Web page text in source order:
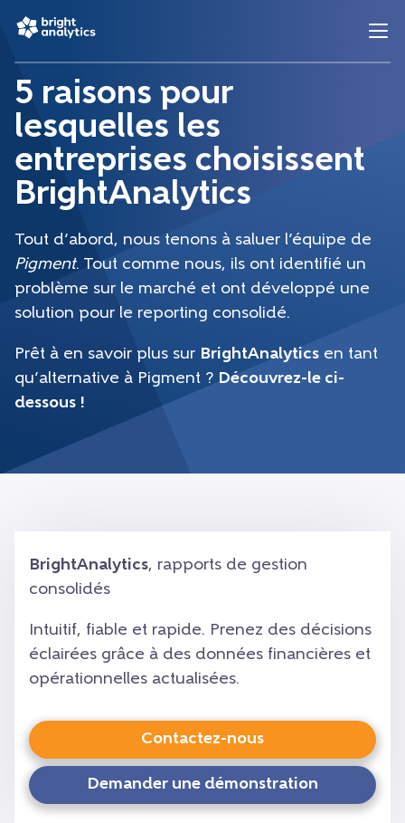
5 raisons pour
lesquelles les
entreprises choisissent
BrightAnalytics
Tout d’abord, nous tenons à saluer l’équipe de
Pigment. Tout comme nous, ils ont identifié un
problème sur le marché et ont développé une
solution pour le reporting consolidé.
Prêt à en savoir plus sur BrightAnalytics en tant
qu’alternative à Pigment ? Découvrez-le ci-
dessous !
BrightAnalytics, rapports de gestion
consolidés
Intuitif, fiable et rapide. Prenez des décisions
éclairées grâce à des données financières et
opérationnelles actualisées.
Contactez-nous
Demander une démonstration